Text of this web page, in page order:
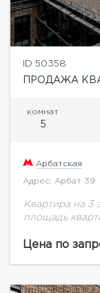
ID 50358
ПРОДАЖА
комнат
5
Арбатская
Адрес: Арбат 39
Квартира на 3
площадь
улице Арбат.
Цена по